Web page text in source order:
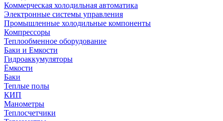
Коммерческая холодильная автоматика
Электронные системы управления
Промышленные холодильные компоненты
Компрессоры
Теплообменное оборудование
Баки и Емкости
Гидроаккумуляторы
Ёмкости
Баки
Теплые полы
КИП
Манометры
Теплосчетчики